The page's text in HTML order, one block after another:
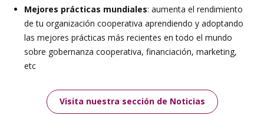
Mejores prácticas mundiales: aumenta el rendimiento
de tu organización cooperativa aprendiendo y adoptando
las mejores prácticas más recientes en todo el mundo
sobre gobernanza cooperativa, financiación, marketing,
etc
Visita nuestra sección de Noticias